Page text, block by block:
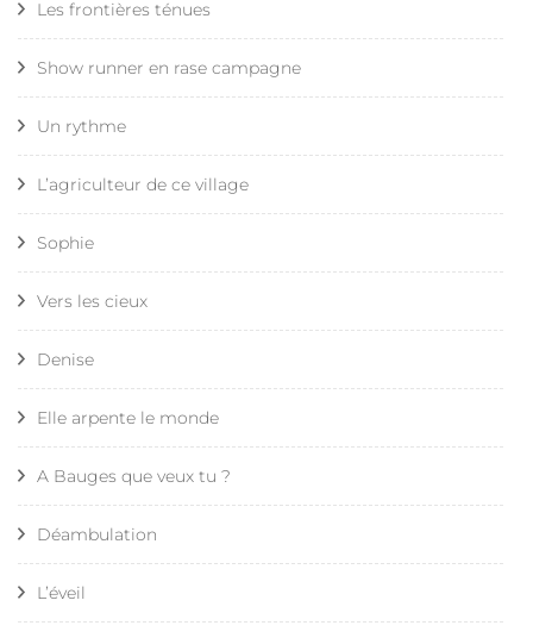
Les frontières ténues
Show runner en rase campagne
Un rythme
L’agriculteur de ce village
Sophie
Vers les cieux
Denise
Elle arpente le monde
A Bauges que veux tu ?
Déambulation
L’éveil